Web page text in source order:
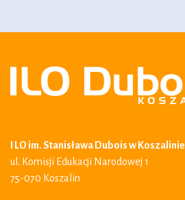
I LO im. Stanisława Dubois w Koszalinie
ul. Komisji Edukacji Narodowej 1
75-070 Koszalin